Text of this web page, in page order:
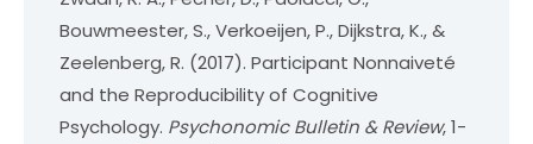
Bouwmeester, S., Verkoeijen, P., Dijkstra, K., &
Zeelenberg, R. (2017). Participant Nonnaiveté
and the Reproducibility of Cognitive
Psychology. Psychonomic Bulletin & Review, 1-